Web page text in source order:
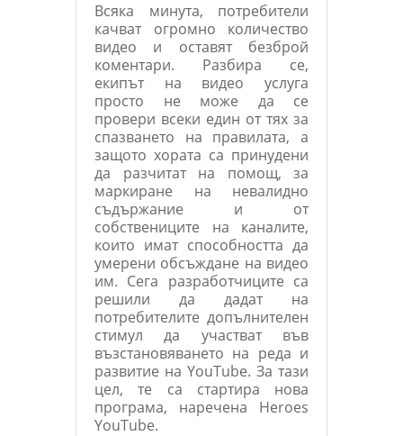
Всяка минута, потребители
качват огромно количество
видео и оставят безброй
коментари. Разбира се,
екипът на видео услуга
просто не може да се
провери всеки един от тях за
спазването на правилата, а
защото хората са принудени
да разчитат на помощ, за
маркиране на невалидно
съдържание и от
собствениците на каналите,
които имат способността да
умерени обсъждане на видео
им. Сега разработчиците са
решили да дадат на
потребителите допълнителен
стимул да участват във
възстановяването на реда и
развитие на YouTube. За тази
цел, те са стартира нова
програма, наречена Heroes
YouTube.